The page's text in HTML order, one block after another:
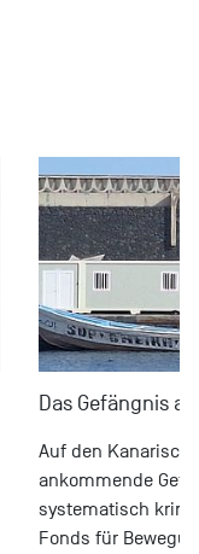
Das Gefängnis
Auf den
ankommende
systematisch
Fonds für